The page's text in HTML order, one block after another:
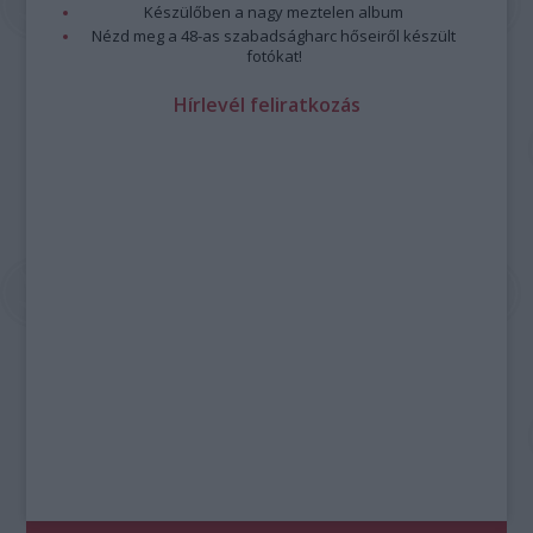
Készülőben a nagy meztelen album
Nézd meg a 48-as szabadságharc hőseiről készült
fotókat!
Hírlevél feliratkozás